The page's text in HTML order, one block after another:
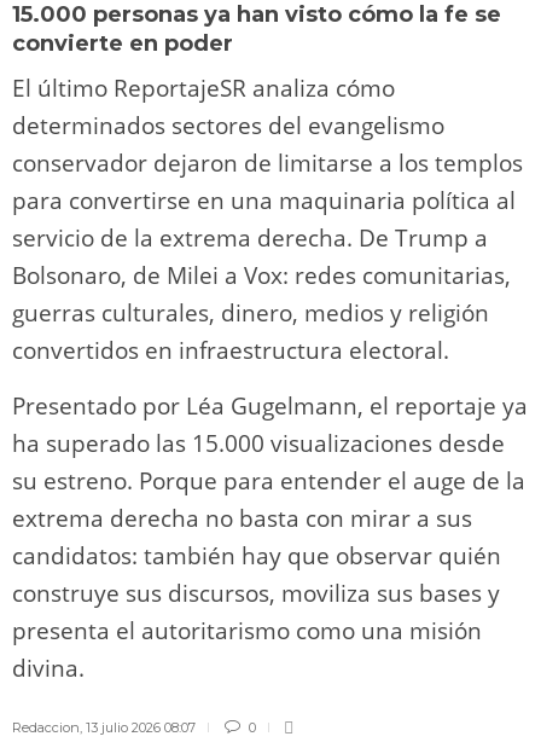
15.000 personas ya han visto cómo la fe se
convierte en poder
El último ReportajeSR analiza cómo
determinados sectores del evangelismo
conservador dejaron de limitarse a los templos
para convertirse en una maquinaria política al
servicio de la extrema derecha. De Trump a
Bolsonaro, de Milei a Vox: redes comunitarias,
guerras culturales, dinero, medios y religión
convertidos en infraestructura electoral.
Presentado por Léa Gugelmann, el reportaje ya
ha superado las 15.000 visualizaciones desde
su estreno. Porque para entender el auge de la
extrema derecha no basta con mirar a sus
candidatos: también hay que observar quién
construye sus discursos, moviliza sus bases y
presenta el autoritarismo como una misión
divina.
Redaccion, 13 julio 2026 08:07 0